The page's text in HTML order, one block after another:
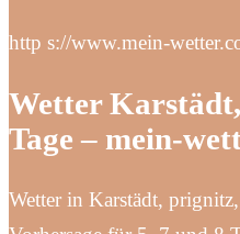
http s://www.mein-
Wetter
Tage – mein-
Wetter in Karstädt,